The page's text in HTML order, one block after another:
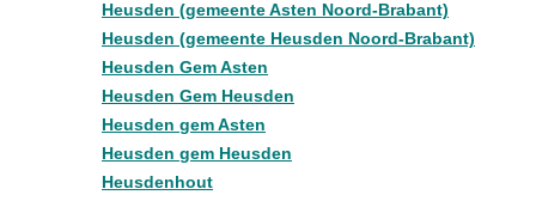
Heusden (gemeente Asten Noord-Brabant)
Heusden (gemeente Heusden Noord-Brabant)
Heusden Gem Asten
Heusden Gem Heusden
Heusden gem Asten
Heusden gem Heusden
Heusdenhout